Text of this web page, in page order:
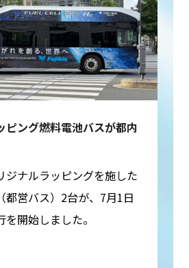
ピング燃料電池バスが都内
ジナルラッピングを施した
都営バス）2台が、7月1日
開始しました。